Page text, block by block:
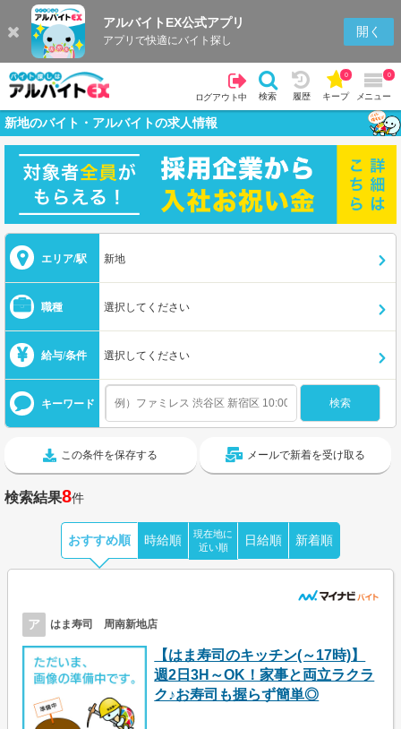
アルバイトEX公式アプリ
アプリで快適にバイト探し
開く
ログアウト中 検索 履歴 キープ
0
メニュー
0
新地のバイト・アルバイトの求人情報
エリア/駅 新地
職種 選択してください
給与/条件 選択してください
キーワード
この条件を保存する メールで新着を受け取る
検索結果8件
おすすめ順 時給順
現在地に
近い順
日給順 新着順
ア はま寿司 周南新地店
【はま寿司のキッチン(～17時)】
週2日3H～OK！家事と両立ラクラ
ク♪お寿司も握らず簡単◎